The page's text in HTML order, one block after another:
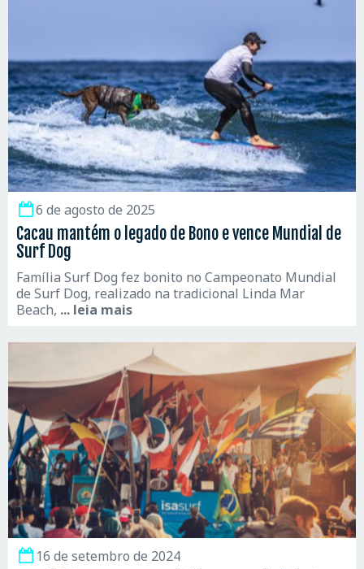
6 de agosto de 2025
Cacau mantém o legado de Bono e vence Mundial de
Surf Dog
Família Surf Dog fez bonito no Campeonato Mundial
de Surf Dog, realizado na tradicional Linda Mar
Beach, ... leia mais
16 de setembro de 2024